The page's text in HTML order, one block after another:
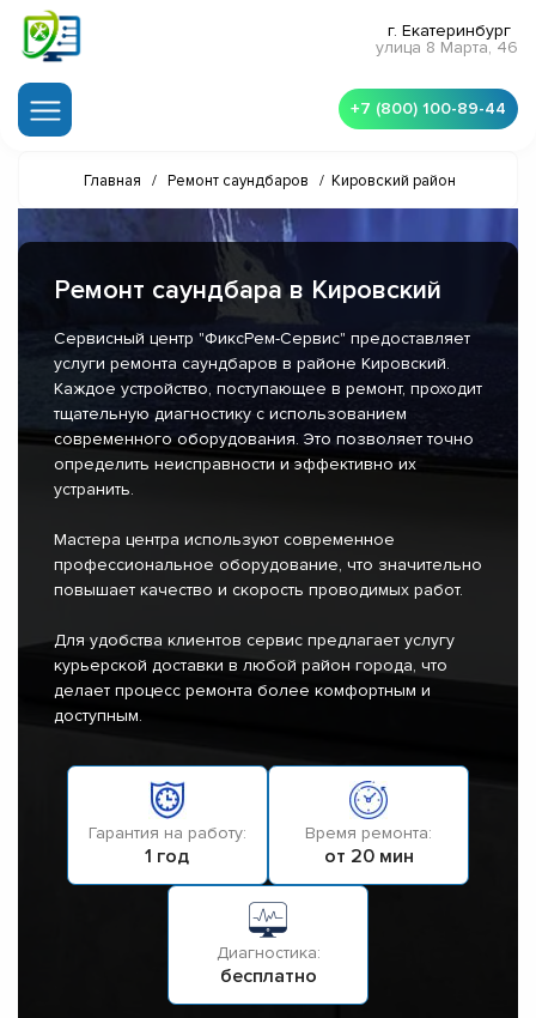
г. Екатеринбург
улица 8 Марта, 46
+7 (800) 100-89-44
Главная / Ремонт саундбаров / Кировский район
Ремонт саундбара в Кировский
Сервисный центр "ФиксРем-Сервис" предоставляет
услуги ремонта саундбаров в районе Кировский.
Каждое устройство, поступающее в ремонт, проходит
тщательную диагностику с использованием
современного оборудования. Это позволяет точно
определить неисправности и эффективно их
устранить.
Мастера центра используют современное
профессиональное оборудование, что значительно
повышает качество и скорость проводимых работ.
Для удобства клиентов сервис предлагает услугу
курьерской доставки в любой район города, что
делает процесс ремонта более комфортным и
доступным.
Гарантия на работу:
1 год
Время ремонта:
от 20 мин
Диагностика:
бесплатно